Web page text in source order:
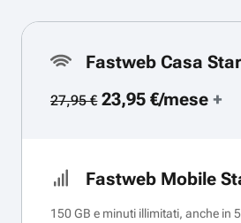
Fastweb Casa
27,95 €23,95 €/mese+
Fastweb Mobile
150 GB e minuti illimitati, anche in